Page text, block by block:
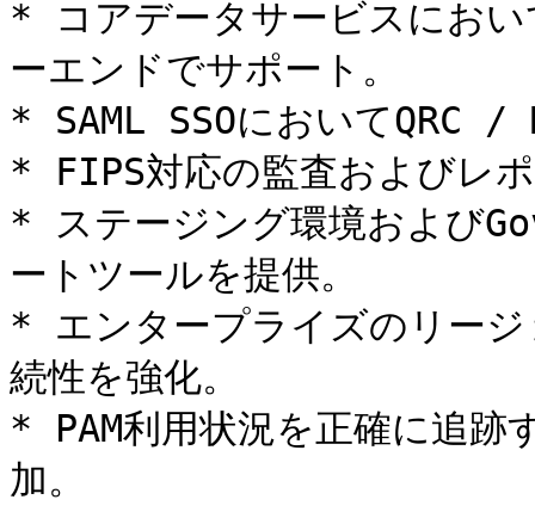
* コアデータサービスにお
ーエンドでサポート。
* SAML SSOにおいてQRC /
* FIPS対応の監査およびレ
* ステージング環境および
ートツールを提供。
* エンタープライズのリー
続性を強化。
* PAM利用状況を正確に追跡
加。